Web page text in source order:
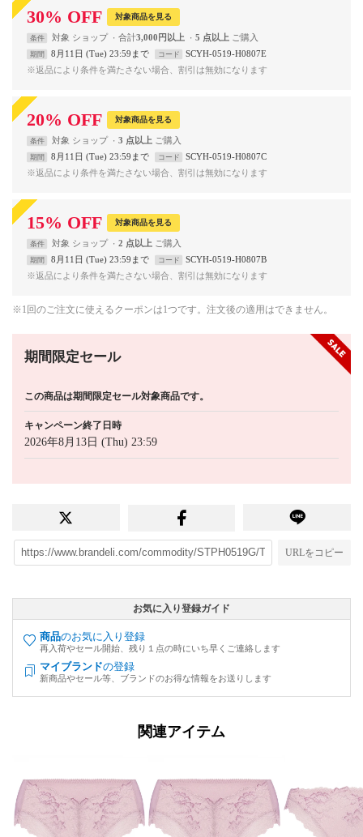
30% OFF 対象商品を見る
条件 対象 ショップ 合計3,000円以上 5 点以上
期間 8月11日 (Tue) 23:59まで コード
SCYH-0519-H0807E
※返品により条件を満たさない場合、割引は無効になります
20% OFF 対象商品を見る
条件 対象 ショップ 3 点以上
期間 8月11日 (Tue) 23:59まで コード
SCYH-0519-H0807C
※返品により条件を満たさない場合、割引は無効になります
15% OFF 対象商品を見る
条件 対象 ショップ 2 点以上
期間 8月11日 (Tue) 23:59まで コード
SCYH-0519-H0807B
※返品により条件を満たさない場合、割引は無効になります
※1回のご注文に使えるクーポンは1つです。注文後の適用はできません。
期間限定セール
この商品は期間限定セール対象商品です。
キャンペーン終了日時
2026年8月13日 (Thu) 23:59
URLをコピー
お気に入り登録ガイド
商品のお気に入り登録
再入荷やセール開始、残り１点の時にいち早くご連絡します
マイブランドの登録
新商品やセール等、ブランドのお得な情報をお送りします
関連アイテム